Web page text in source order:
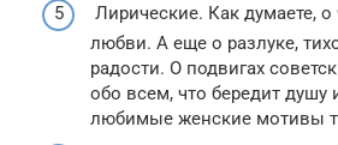
Лирические. Как думаете,
любви. А еще о разлуке,
радости. О подвигах
обо всем, что бередит
любимые женские мотивы